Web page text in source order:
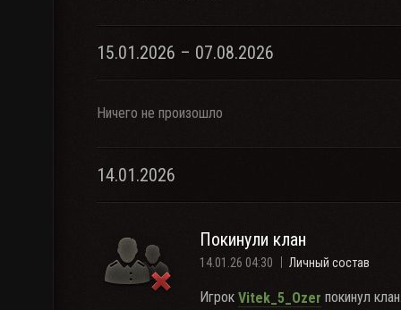
15.01.2026 – 07.08.2026
Ничего не произошло
14.01.2026
Покинули клан
14.01.26 04:30 Личный состав
Игрок Vitek_5_Ozer покинул